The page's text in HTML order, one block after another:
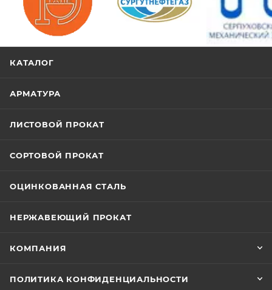
КАТАЛОГ
АРМАТУРА
ЛИСТОВОЙ ПРОКАТ
СОРТОВОЙ ПРОКАТ
ОЦИНКОВАННАЯ СТАЛЬ
НЕРЖАВЕЮЩИЙ ПРОКАТ
КОМПАНИЯ
ПОЛИТИКА КОНФИДЕНЦИАЛЬНОСТИ